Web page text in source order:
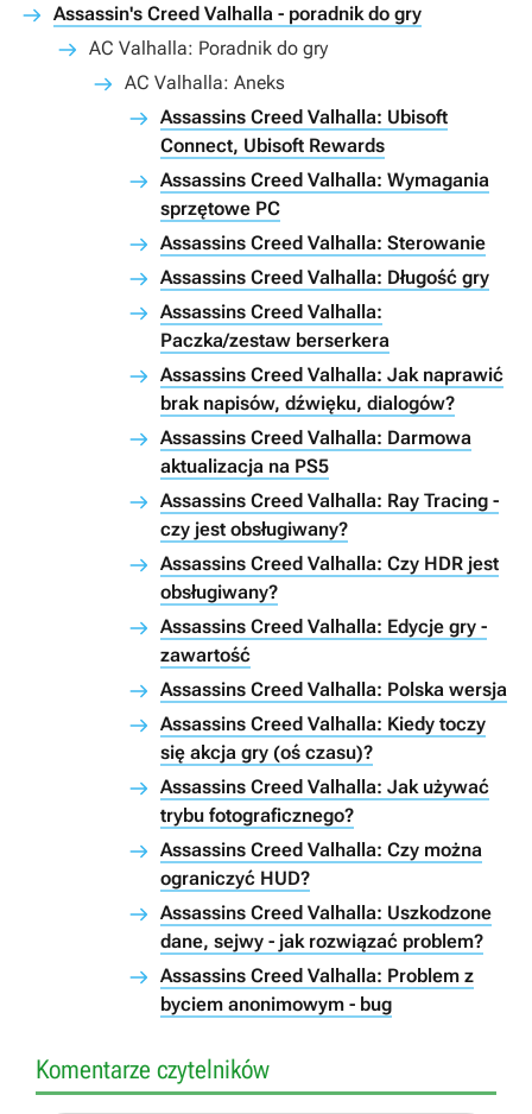
Assassin's Creed Valhalla - poradnik do gry
AC Valhalla: Poradnik do gry
AC Valhalla: Aneks
Assassins Creed Valhalla: Ubisoft
Connect, Ubisoft Rewards
Assassins Creed Valhalla: Wymagania
sprzętowe PC
Assassins Creed Valhalla: Sterowanie
Assassins Creed Valhalla: Długość gry
Assassins Creed Valhalla:
Paczka/zestaw berserkera
Assassins Creed Valhalla: Jak naprawić
brak napisów, dźwięku, dialogów?
Assassins Creed Valhalla: Darmowa
aktualizacja na PS5
Assassins Creed Valhalla: Ray Tracing -
czy jest obsługiwany?
Assassins Creed Valhalla: Czy HDR jest
obsługiwany?
Assassins Creed Valhalla: Edycje gry -
zawartość
Assassins Creed Valhalla: Polska wersja
Assassins Creed Valhalla: Kiedy toczy
się akcja gry (oś czasu)?
Assassins Creed Valhalla: Jak używać
trybu fotograficznego?
Assassins Creed Valhalla: Czy można
ograniczyć HUD?
Assassins Creed Valhalla: Uszkodzone
dane, sejwy - jak rozwiązać problem?
Assassins Creed Valhalla: Problem z
byciem anonimowym - bug
Komentarze czytelników